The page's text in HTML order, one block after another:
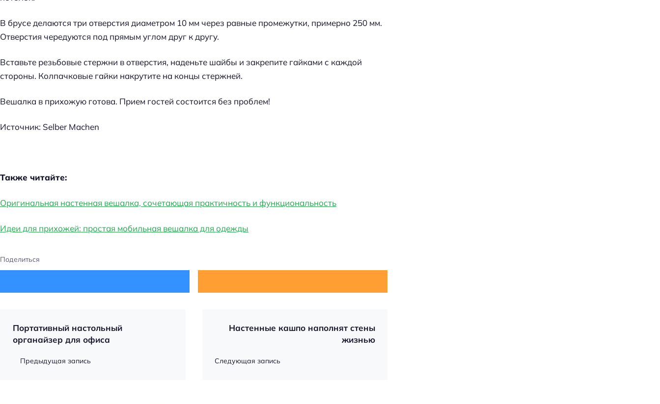
В брусе делаются три отверстия диаметром 10 мм через равные промежутки, примерно 250 мм.
Отверстия чередуются под прямым углом друг к другу.
Вставьте резьбовые стержни в отверстия, наденьте шайбы и закрепите гайками с каждой
стороны. Колпачковые гайки накрутите на концы стержней.
Вешалка в прихожую готова. Прием гостей состоится без проблем!
Источник: Selber Machen
Также читайте:
Оригинальная настенная вешалка, сочетающая практичность и функциональность
Идеи для прихожей: простая мобильная вешалка для одежды
Поделиться
Портативный настольный
органайзер для офиса
Предыдущая запись
Настенные кашпо наполнят стены
жизнью
Следующая запись